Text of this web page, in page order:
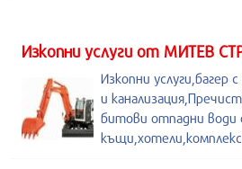
Изкопни услуги от МИТЕВ
Изкопни услуги,багер
и
битови отпадни